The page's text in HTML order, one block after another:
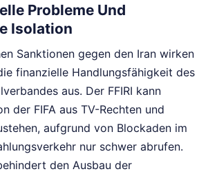
Probleme Und
Isolation
Sanktionen gegen den Iran wirken
finanzielle Handlungsfähigkeit des
aus. Der FFIRI kann
der FIFA aus TV-Rechten und
aufgrund von Blockaden im
nur schwer abrufen.
den Ausbau der